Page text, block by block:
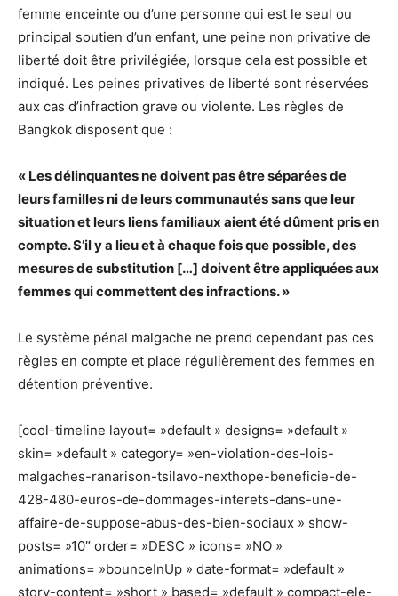
femme enceinte ou d’une personne qui est le seul ou
principal soutien d’un enfant, une peine non privative de
liberté doit être privilégiée, lorsque cela est possible et
indiqué. Les peines privatives de liberté sont réservées
aux cas d’infraction grave ou violente. Les règles de
Bangkok disposent que :
« Les délinquantes ne doivent pas être séparées de
leurs familles ni de leurs communautés sans que leur
situation et leurs liens familiaux aient été dûment pris en
compte. S’il y a lieu et à chaque fois que possible, des
mesures de substitution […] doivent être appliquées aux
femmes qui commettent des infractions. »
Le système pénal malgache ne prend cependant pas ces
règles en compte et place régulièrement des femmes en
détention préventive.
[cool-timeline layout= »default » designs= »default »
skin= »default » category= »en-violation-des-lois-
malgaches-ranarison-tsilavo-nexthope-beneficie-de-
428-480-euros-de-dommages-interets-dans-une-
affaire-de-suppose-abus-des-bien-sociaux » show-
posts= »10″ order= »DESC » icons= »NO »
animations= »bounceInUp » date-format= »default »
story-content= »short » based= »default » compact-ele-